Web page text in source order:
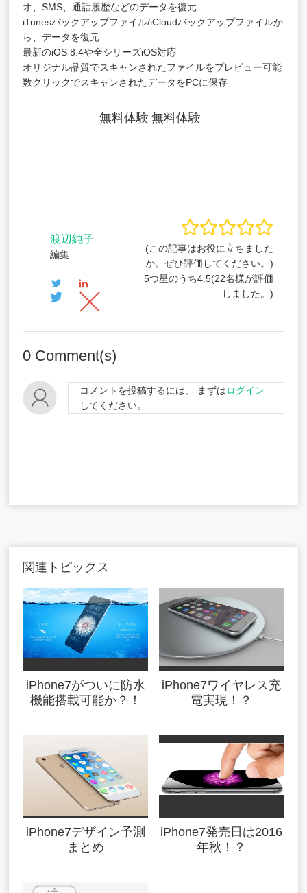
オ、SMS、通話履歴などのデータを復元
iTunesバックアップファイル/iCloudバックアップファイルか
ら、データを復元
最新のiOS 8.4や全シリーズiOS対応
オリジナル品質でスキャンされたファイルをプレビュー可能
数クリックでスキャンされたデータをPCに保存
無料体験 無料体験
渡辺純子
編集
(この記事はお役に立ちました
か。ぜひ評価してください。)
5つ星のうち4.5(22名様が評価
しました。)
0 Comment(s)
コメントを投稿するには、 まずはログイン
してください。
関連トピックス
iPhone7がついに防水
機能搭載可能か？！
iPhone7ワイヤレス充
電実現！？
iPhone7デザイン予測
まとめ
iPhone7発売日は2016
年秋！？